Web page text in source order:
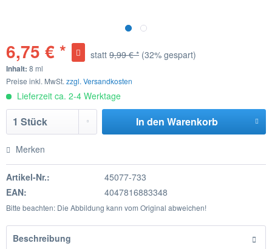
6,75 € * statt 9,99 € * (32% gespart)
Inhalt: 8 ml
Preise inkl. MwSt. zzgl. Versandkosten
Lieferzeit ca. 2-4 Werktage
In den Warenkorb
Merken
Artikel-Nr.:
45077-733
EAN:
4047816883348
Bitte beachten: Die Abbildung kann vom Original abweichen!
Beschreibung